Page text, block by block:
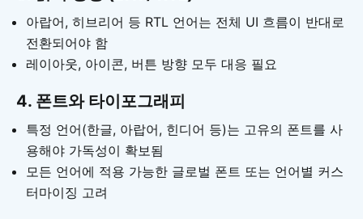
아랍어, 히브리어 등 RTL 언어는 전체 UI 흐름이 반대로
전환되어야 함
레이아웃, 아이콘, 버튼 방향 모두 대응 필요
4. 폰트와 타이포그래피
특정 언어(한글, 아랍어, 힌디어 등)는 고유의 폰트를 사
용해야 가독성이 확보됨
모든 언어에 적용 가능한 글로벌 폰트 또는 언어별 커스
터마이징 고려